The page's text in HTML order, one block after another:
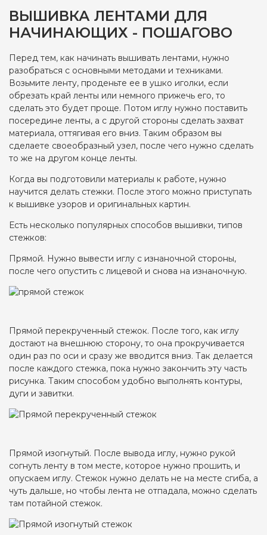
ВЫШИВКА ЛЕНТАМИ ДЛЯ
НАЧИНАЮЩИХ - ПОШАГОВО
Перед тем, как начинать вышивать лентами, нужно
разобраться с основными методами и техниками.
Возьмите ленту, проденьте ее в ушко иголки, если
обрезать край ленты или немного прижечь его, то
сделать это будет проще. Потом иглу нужно поставить
посередине ленты, а с другой стороны сделать захват
материала, оттягивая его вниз. Таким образом вы
сделаете своеобразный узел, после чего нужно сделать
то же на другом конце ленты.
Когда вы подготовили материалы к работе, нужно
научится делать стежки. После этого можно приступать
к вышивке узоров и оригинальных картин.
Есть несколько популярных способов вышивки, типов
стежков:
Прямой. Нужно вывести иглу с изнаночной стороны,
после чего опустить с лицевой и снова на изнаночную.
Прямой перекрученный стежок. После того, как иглу
достают на внешнюю сторону, то она прокручивается
один раз по оси и сразу же вводится вниз. Так делается
после каждого стежка, пока нужно закончить эту часть
рисунка. Таким способом удобно выполнять контуры,
дуги и завитки.
Прямой изогнутый. После вывода иглу, нужно рукой
согнуть ленту в том месте, которое нужно прошить, и
опускаем иглу. Стежок нужно делать не на месте сгиба, а
чуть дальше, но чтобы лента не отпадала, можно сделать
там потайной стежок.